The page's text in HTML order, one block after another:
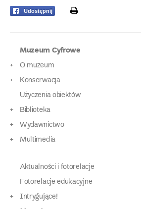
Udostępnij print
Muzeum Cyfrowe
O muzeum
Konserwacja
Użyczenia obiektów
Biblioteka
Wydawnictwo
Multimedia
Aktualności i fotorelacje
Fotorelacje edukacyjne
Intrygujące!